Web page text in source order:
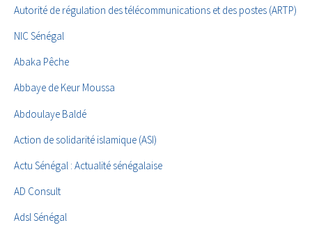
Autorité de régulation des télécommunications et des postes (ARTP)
NIC Sénégal
Abaka Pêche
Abbaye de Keur Moussa
Abdoulaye Baldé
Action de solidarité islamique (ASI)
Actu Sénégal : Actualité sénégalaise
AD Consult
Adsl Sénégal